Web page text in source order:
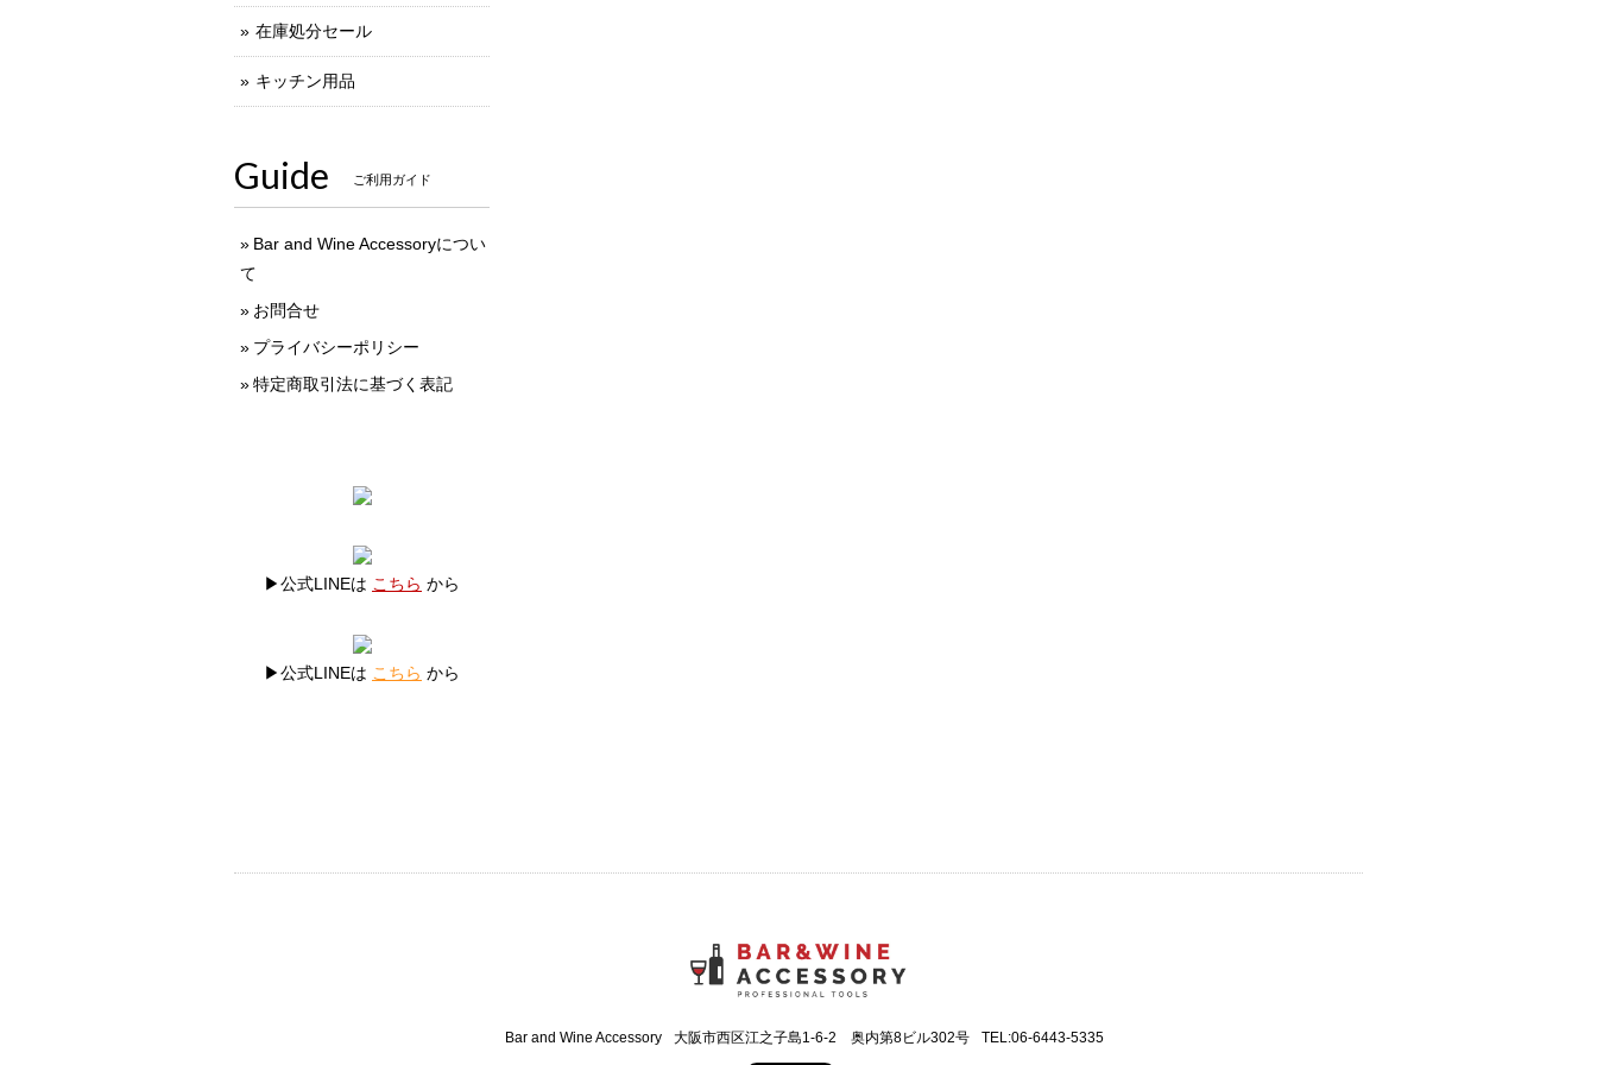
在庫処分セール
キッチン用品
Guide ご利用ガイド
Bar and Wine Accessoryについ
て
お問合せ
プライバシーポリシー
特定商取引法に基づく表記
▶公式LINEは こちら から
▶公式LINEは こちら から
Bar and Wine Accessory 大阪市西区江之子島1-6-2 奥内第8ビル302号 TEL:06-6443-5335